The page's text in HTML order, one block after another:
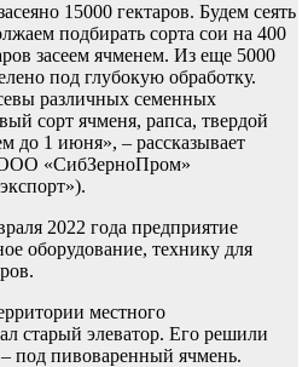
15000 гектаров. Будем сеять
подбирать сорта сои на 400
засеем ячменем. Из еще 5000
под глубокую обработку.
различных семенных
сорт ячменя, рапса, твердой
до 1 июня», – рассказывает
«СибЗерноПром»
2022 года предприятие
оборудование, технику для
местного
старый элеватор. Его решили
под пивоваренный ячмень.